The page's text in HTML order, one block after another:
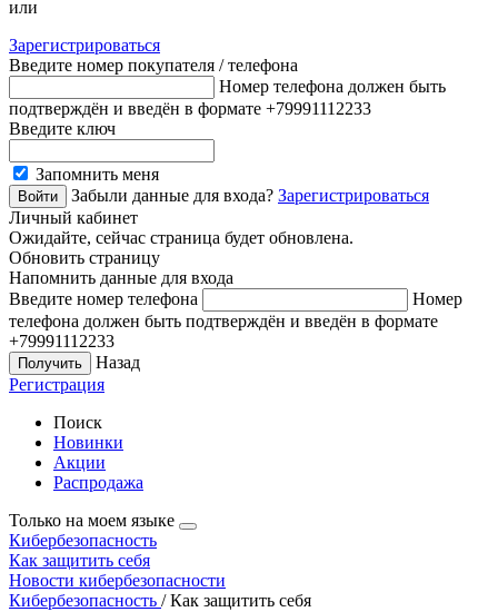
или
Зарегистрироваться
Введите номер покупателя / телефона
Номер телефона должен быть
подтверждён и введён в формате +79991112233
Введите ключ
Запомнить меня
Забыли данные для входа? Зарегистрироваться
Личный кабинет
Ожидайте, сейчас страница будет обновлена.
Обновить страницу
Напомнить данные для входа
Введите номер телефона
Номер
телефона должен быть подтверждён и введён в формате
+79991112233
Назад
Регистрация
Поиск
Новинки
Акции
Распродажа
Только на моем языке
Кибербезопасность
Как защитить себя
Новости кибербезопасности
Кибербезопасность / Как защитить себя